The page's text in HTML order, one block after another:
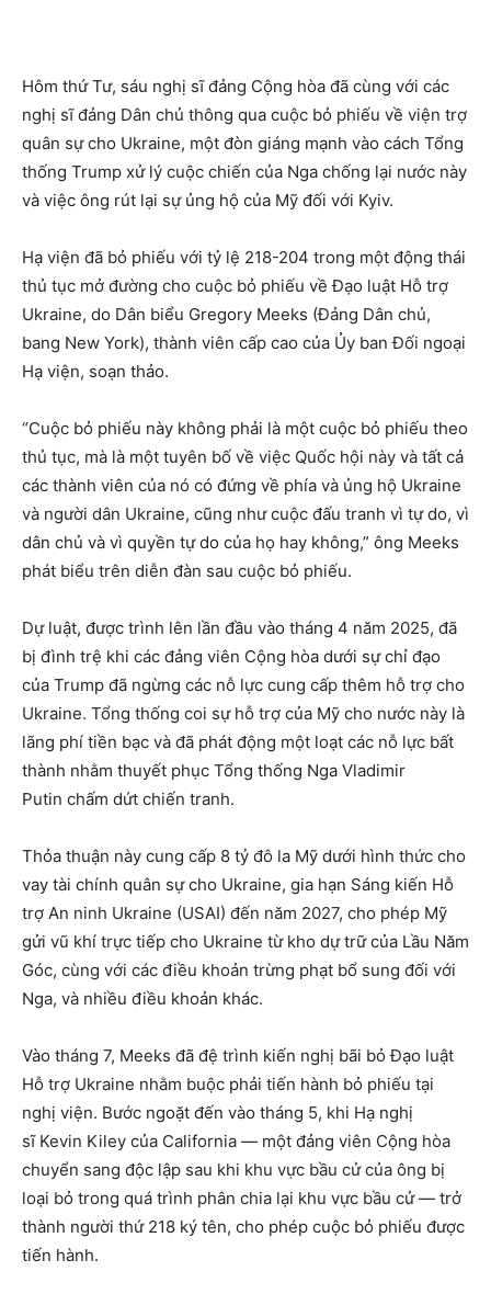
Hôm thứ Tư, sáu nghị sĩ đảng Cộng hòa đã cùng với các
nghị sĩ đảng Dân chủ thông qua cuộc bỏ phiếu về viện trợ
quân sự cho Ukraine, một đòn giáng mạnh vào cách Tổng
thống Trump xử lý cuộc chiến của Nga chống lại nước này
và việc ông rút lại sự ủng hộ của Mỹ đối với Kyiv.
Hạ viện đã bỏ phiếu với tỷ lệ 218-204 trong một động thái
thủ tục mở đường cho cuộc bỏ phiếu về Đạo luật Hỗ trợ
Ukraine, do Dân biểu Gregory Meeks (Đảng Dân chủ,
bang New York), thành viên cấp cao của Ủy ban Đối ngoại
Hạ viện, soạn thảo.
“Cuộc bỏ phiếu này không phải là một cuộc bỏ phiếu theo
thủ tục, mà là một tuyên bố về việc Quốc hội này và tất cả
các thành viên của nó có đứng về phía và ủng hộ Ukraine
và người dân Ukraine, cũng như cuộc đấu tranh vì tự do, vì
dân chủ và vì quyền tự do của họ hay không,” ông Meeks
phát biểu trên diễn đàn sau cuộc bỏ phiếu.
Dự luật, được trình lên lần đầu vào tháng 4 năm 2025, đã
bị đình trệ khi các đảng viên Cộng hòa dưới sự chỉ đạo
của Trump đã ngừng các nỗ lực cung cấp thêm hỗ trợ cho
Ukraine. Tổng thống coi sự hỗ trợ của Mỹ cho nước này là
lãng phí tiền bạc và đã phát động một loạt các nỗ lực bất
thành nhằm thuyết phục Tổng thống Nga Vladimir
Putin chấm dứt chiến tranh.
Thỏa thuận này cung cấp 8 tỷ đô la Mỹ dưới hình thức cho
vay tài chính quân sự cho Ukraine, gia hạn Sáng kiến ​​Hỗ
trợ An ninh Ukraine (USAI) đến năm 2027, cho phép Mỹ
gửi vũ khí trực tiếp cho Ukraine từ kho dự trữ của Lầu Năm
Góc, cùng với các điều khoản trừng phạt bổ sung đối với
Nga, và nhiều điều khoản khác.
Vào tháng 7, Meeks đã đệ trình kiến ​​nghị bãi bỏ Đạo luật
Hỗ trợ Ukraine nhằm buộc phải tiến hành bỏ phiếu tại
nghị viện. Bước ngoặt đến vào tháng 5, khi Hạ nghị
sĩ Kevin Kiley của California — một đảng viên Cộng hòa
chuyển sang độc lập sau khi khu vực bầu cử của ông bị
loại bỏ trong quá trình phân chia lại khu vực bầu cử — trở
thành người thứ 218 ký tên, cho phép cuộc bỏ phiếu được
tiến hành.